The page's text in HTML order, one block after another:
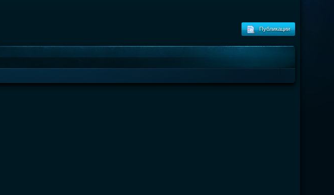
Публикации